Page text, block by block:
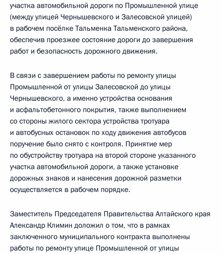
участка автомобильной дороги по Промышленной улице
(между улицей Чернышевского и Залесовской улицей)
в рабочем посёлке Тальменка Тальменского района,
обеспечив проезжее состояние дороги до завершения
работ и безопасность дорожного движения.
В связи с завершением работы по ремонту улицы
Промышленной от улицы Залесовской до улицы
Чернышевского, а именно устройства основания
и асфальтобетонного покрытия, также выполнением
со стороны жилого сектора устройства тротуара
и автобусных остановок по ходу движения автобусов
поручение было снято с контроля. Принятие мер
по обустройству тротуара на второй стороне указанного
участка автомобильной дороги, а также установке
дорожных знаков и нанесения дорожной разметки
осуществляется в рабочем порядке.
Заместитель Председателя Правительства Алтайского края
Александр Климин доложил о том, что в рамках
заключенного муниципального контракта выполнены
работы по ремонту улице Промышленной от улицы